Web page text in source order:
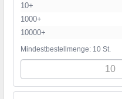
10+
1000+
10000+
Mindestbestellmenge: 10 St.